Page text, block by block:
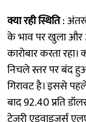
क्या रही स्थिति:
के भाव पर खुला और
कारोबार करता
निचले स्तर पर बंद
गिरावट है। इससे
बाद 92.40 प्रति